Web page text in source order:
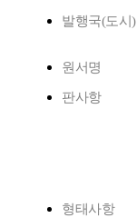
발행국(도시)
원서명
판사항
형태사항